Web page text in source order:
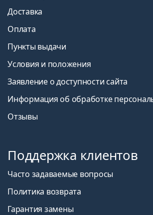
Доставка
Оплата
Пункты выдачи
Условия и положения
Заявление о доступности сайта
Информация об обработке
Отзывы
Поддержка клиентов
Часто задаваемые вопросы
Политика возврата
Гарантия замены